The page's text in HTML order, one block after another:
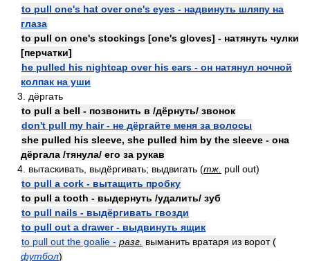
to pull one's hat over one's eyes - надвинуть шляпу на
глаза
to pull on one's stockings [one's gloves] - натянуть чулки
[перчатки]
he pulled his nightcap over his ears - он натянул ночной
колпак на уши
3. дёргать
to pull a bell - позвонить в /дёрнуть/ звонок
don't pull my hair - не дёргайте меня за волосы
she pulled his sleeve, she pulled him by the sleeve - она
дёргала /тянула/ его за рукав
4. вытаскивать, выдёргивать; выдвигать (тж. pull out)
to pull a cork - вытащить пробку
to pull a tooth - выдернуть /удалить/ зуб
to pull nails - выдёргивать гвозди
to pull out a drawer - выдвинуть ящик
to pull out the goalie - разг. выманить вратаря из ворот (
футбол)